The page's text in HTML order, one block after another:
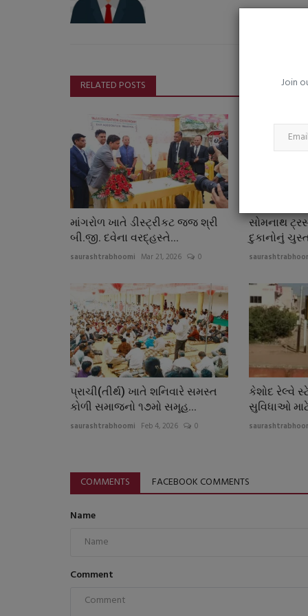
Join
RELATED POSTS
માંગરોળ ખાતે ડીસ્ટ્રીકટ જજ શ્રી
બી.જી. દવેના વરદ્હસ્તે...
saurashtrabhoomi Mar 21, 2026 0
સોમનાથ
દુકાનોનું
પ્રાચી(તીર્થ) ખાતે શનિવારે સમસ્ત
કોળી સમાજનો ૧૭મો સમૂહ...
saurashtrabhoomi Feb 4, 2026 0
કેશોદ રેલ્વે
સુવિધાઓ
COMMENTS FACEBOOK COMMENTS
Name
Comment
ઝારખંડમાં વિજળી પડવાના
મોત : કેરળમાં ૪ દિવસમાં...